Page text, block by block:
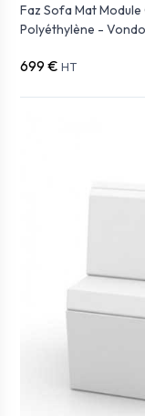
Faz Sofa Mat
Polyéthylène -
699 € HT